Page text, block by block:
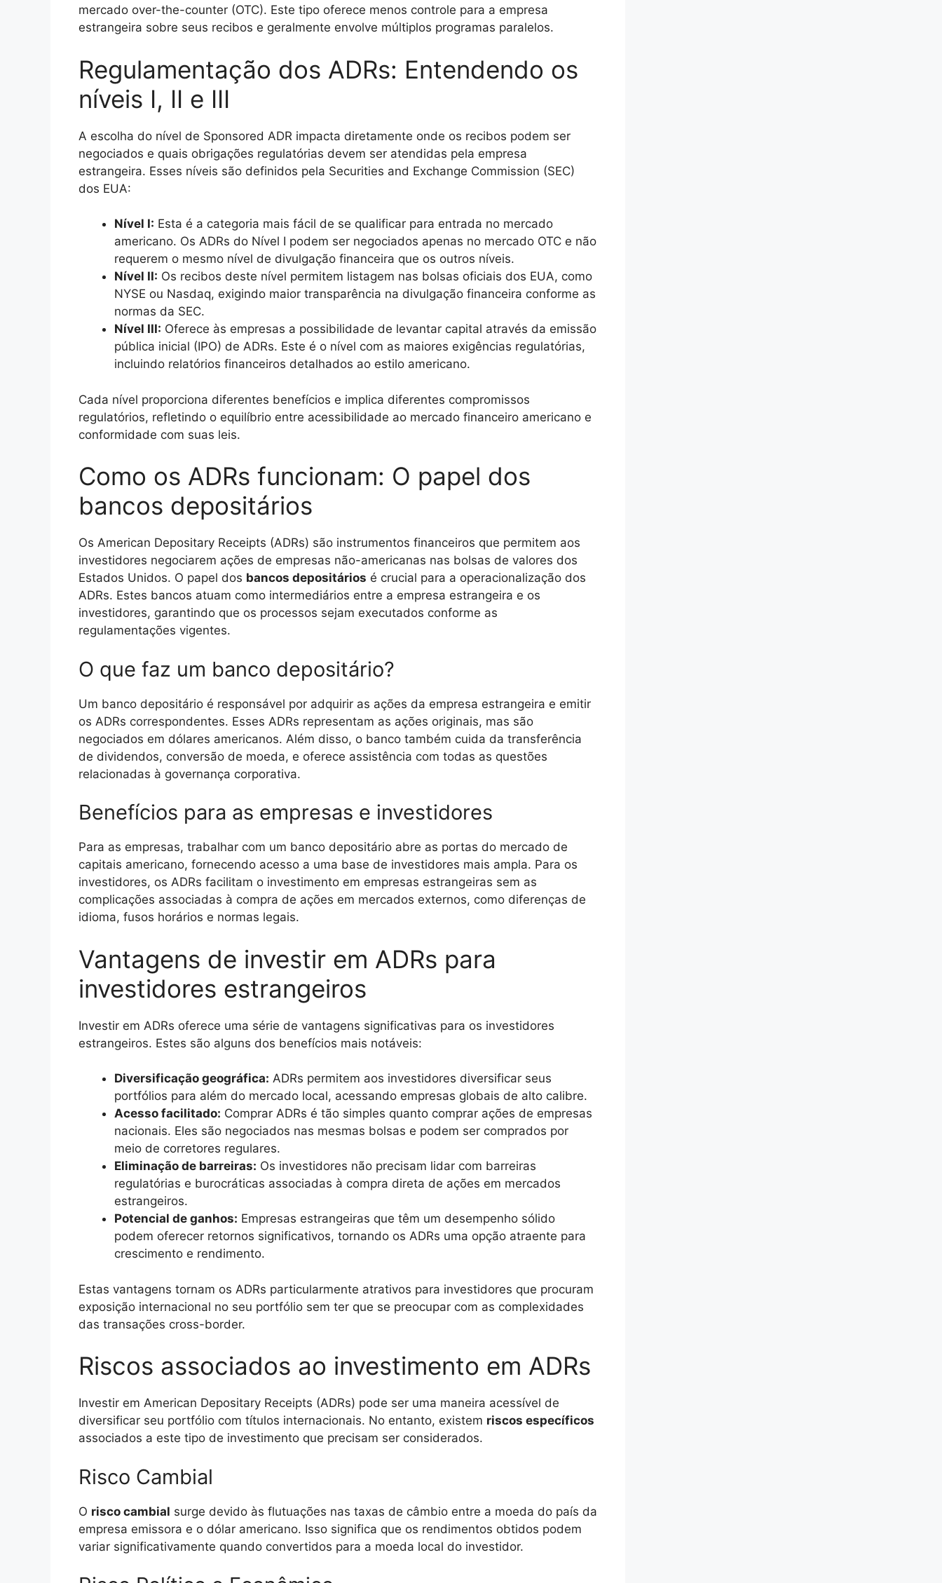
mercado over-the-counter (OTC). Este tipo oferece menos controle para a empresa
estrangeira sobre seus recibos e geralmente envolve múltiplos programas paralelos.
Regulamentação dos ADRs: Entendendo os
níveis I, II e III
A escolha do nível de Sponsored ADR impacta diretamente onde os recibos podem ser
negociados e quais obrigações regulatórias devem ser atendidas pela empresa
estrangeira. Esses níveis são definidos pela Securities and Exchange Commission (SEC)
dos EUA:
Nível I: Esta é a categoria mais fácil de se qualificar para entrada no mercado
americano. Os ADRs do Nível I podem ser negociados apenas no mercado OTC e não
requerem o mesmo nível de divulgação financeira que os outros níveis.
Nível II: Os recibos deste nível permitem listagem nas bolsas oficiais dos EUA, como
NYSE ou Nasdaq, exigindo maior transparência na divulgação financeira conforme as
normas da SEC.
Nível III: Oferece às empresas a possibilidade de levantar capital através da emissão
pública inicial (IPO) de ADRs. Este é o nível com as maiores exigências regulatórias,
incluindo relatórios financeiros detalhados ao estilo americano.
Cada nível proporciona diferentes benefícios e implica diferentes compromissos
regulatórios, refletindo o equilíbrio entre acessibilidade ao mercado financeiro americano e
conformidade com suas leis.
Como os ADRs funcionam: O papel dos
bancos depositários
Os American Depositary Receipts (ADRs) são instrumentos financeiros que permitem aos
investidores negociarem ações de empresas não-americanas nas bolsas de valores dos
Estados Unidos. O papel dos bancos depositários é crucial para a operacionalização dos
ADRs. Estes bancos atuam como intermediários entre a empresa estrangeira e os
investidores, garantindo que os processos sejam executados conforme as
regulamentações vigentes.
O que faz um banco depositário?
Um banco depositário é responsável por adquirir as ações da empresa estrangeira e emitir
os ADRs correspondentes. Esses ADRs representam as ações originais, mas são
negociados em dólares americanos. Além disso, o banco também cuida da transferência
de dividendos, conversão de moeda, e oferece assistência com todas as questões
relacionadas à governança corporativa.
Benefícios para as empresas e investidores
Para as empresas, trabalhar com um banco depositário abre as portas do mercado de
capitais americano, fornecendo acesso a uma base de investidores mais ampla. Para os
investidores, os ADRs facilitam o investimento em empresas estrangeiras sem as
complicações associadas à compra de ações em mercados externos, como diferenças de
idioma, fusos horários e normas legais.
Vantagens de investir em ADRs para
investidores estrangeiros
Investir em ADRs oferece uma série de vantagens significativas para os investidores
estrangeiros. Estes são alguns dos benefícios mais notáveis:
Diversificação geográfica: ADRs permitem aos investidores diversificar seus
portfólios para além do mercado local, acessando empresas globais de alto calibre.
Acesso facilitado: Comprar ADRs é tão simples quanto comprar ações de empresas
nacionais. Eles são negociados nas mesmas bolsas e podem ser comprados por
meio de corretores regulares.
Eliminação de barreiras: Os investidores não precisam lidar com barreiras
regulatórias e burocráticas associadas à compra direta de ações em mercados
estrangeiros.
Potencial de ganhos: Empresas estrangeiras que têm um desempenho sólido
podem oferecer retornos significativos, tornando os ADRs uma opção atraente para
crescimento e rendimento.
Estas vantagens tornam os ADRs particularmente atrativos para investidores que procuram
exposição internacional no seu portfólio sem ter que se preocupar com as complexidades
das transações cross-border.
Riscos associados ao investimento em ADRs
Investir em American Depositary Receipts (ADRs) pode ser uma maneira acessível de
diversificar seu portfólio com títulos internacionais. No entanto, existem riscos específicos
associados a este tipo de investimento que precisam ser considerados.
Risco Cambial
O risco cambial surge devido às flutuações nas taxas de câmbio entre a moeda do país da
empresa emissora e o dólar americano. Isso significa que os rendimentos obtidos podem
variar significativamente quando convertidos para a moeda local do investidor.